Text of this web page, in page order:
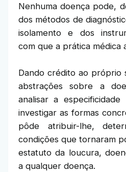
Nenhuma doença pode,
dos métodos de
isolamento e dos
com que a prática médica
Dando crédito ao próprio
abstrações sobre a
analisar a
investigar as formas
pôde atribuir-lhe,
condições que tornaram
estatuto da loucura,
a qualquer doença.